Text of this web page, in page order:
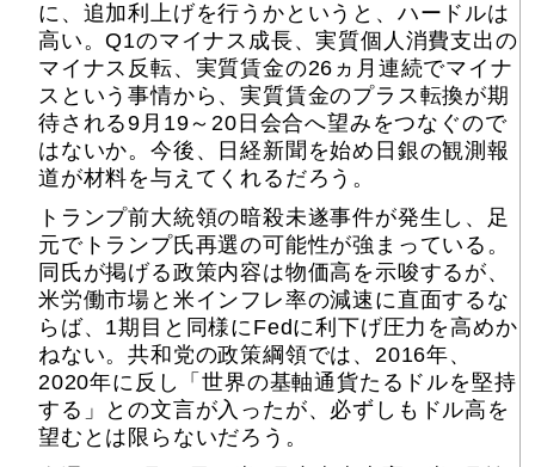
に、追加利上げを行うかというと、ハードルは
高い。Q1のマイナス成長、実質個人消費支出の
マイナス反転、実質賃金の26ヵ月連続でマイナ
スという事情から、実質賃金のプラス転換が期
待される9月19～20日会合へ望みをつなぐので
はないか。今後、日経新聞を始め日銀の観測報
道が材料を与えてくれるだろう。
トランプ前大統領の暗殺未遂事件が発生し、足
元でトランプ氏再選の可能性が強まっている。
同氏が掲げる政策内容は物価高を示唆するが、
米労働市場と米インフレ率の減速に直面するな
らば、1期目と同様にFedに利下げ圧力を高めか
ねない。共和党の政策綱領では、2016年、
2020年に反し「世界の基軸通貨たるドルを堅持
する」との文言が入ったが、必ずしもドル高を
望むとは限らないだろう。